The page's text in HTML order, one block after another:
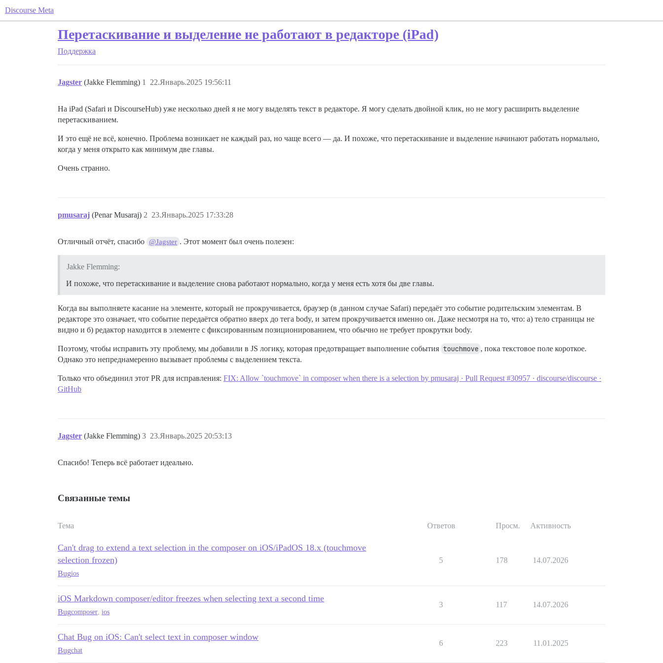
Discourse Meta
Перетаскивание и выделение не работают в редакторе (iPad)
Поддержка
Jagster (Jakke Flemming) 22.Январь.2025 19:56:11
1
На iPad (Safari и DiscourseHub) уже несколько дней я не могу выделять текст в редакторе. Я могу сделать двойной клик, но не могу расширить выделение
перетаскиванием.
И это ещё не всё, конечно. Проблема возникает не каждый раз, но чаще всего — да. И похоже, что перетаскивание и выделение начинают работать нормально,
когда у меня открыто как минимум две главы.
Очень странно.
pmusaraj (Penar Musaraj) 23.Январь.2025 17:33:28
2
Отличный отчёт, спасибо @Jagster . Этот момент был очень полезен:
Jakke Flemming:
И похоже, что перетаскивание и выделение снова работают нормально, когда у меня есть хотя бы две главы.
Когда вы выполняете касание на элементе, который не прокручивается, браузер (в данном случае Safari) передаёт это событие родительским элементам. В
редакторе это означает, что событие передаётся обратно вверх до тега body, и затем прокручивается именно он. Даже несмотря на то, что: а) тело страницы не
видно и б) редактор находится в элементе с фиксированным позиционированием, что обычно не требует прокрутки body.
Поэтому, чтобы исправить эту проблему, мы добавили в JS логику, которая предотвращает выполнение события touchmove , пока текстовое поле короткое.
Однако это непреднамеренно вызывает проблемы с выделением текста.
Только что объединил этот PR для исправления: FIX: Allow `touchmove` in composer when there is a selection by pmusaraj · Pull Request #30957 · discourse/discourse ·
GitHub
Jagster (Jakke Flemming) 23.Январь.2025 20:53:13
3
Спасибо! Теперь всё работает идеально.
Связанные темы
Тема Ответов Просм. Активность
Can't drag to extend a text selection in the composer on iOS/iPadOS 18.x (touchmove
selection frozen)
Bugios
5 178 14.07.2026
iOS Markdown composer/editor freezes when selecting text a second time
Bugcomposer, ios
3 117 14.07.2026
Chat Bug on iOS: Can't select text in composer window
Bugchat
6 223 11.01.2025